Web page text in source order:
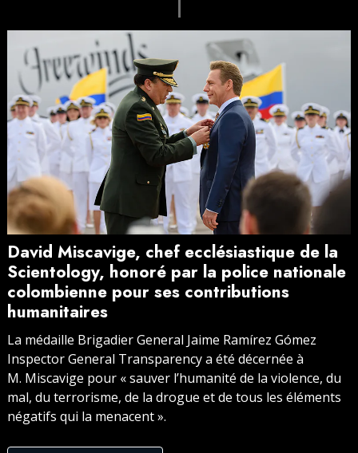
David Miscavige, chef ecclésiastique de la
Scientology, honoré par la police nationale
colombienne pour ses contributions
humanitaires
La médaille Brigadier General Jaime Ramírez Gómez
Inspector General Transparency a été décernée à
M. Miscavige pour « sauver l’humanité de la violence, du
mal, du terrorisme, de la drogue et de tous les éléments
négatifs qui la menacent ».